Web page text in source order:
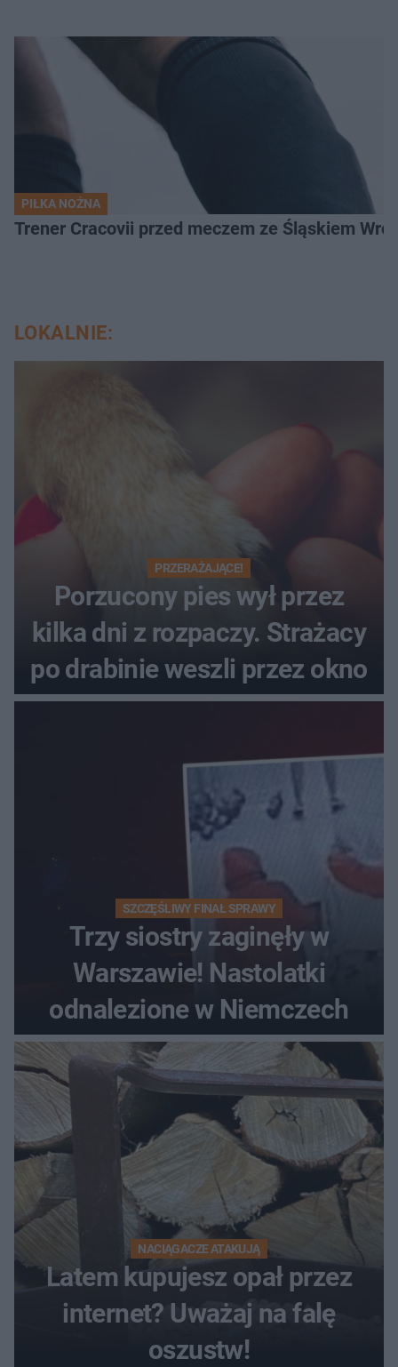
PIŁKA NOŻNA
Trener Cracovii przed meczem ze Śląskiem
LOKALNIE:
PRZERAŻAJĄCE!
Porzucony pies wył przez
kilka dni z rozpaczy. Strażacy
po drabinie weszli przez okno
SZCZĘŚLIWY FINAŁ SPRAWY
Trzy siostry zaginęły w
Warszawie! Nastolatki
odnalezione w Niemczech
NACIĄGACZE ATAKUJĄ
Latem kupujesz opał przez
internet? Uważaj na falę
oszustw!